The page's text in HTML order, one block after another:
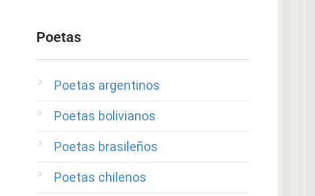
Poetas
Poetas argentinos
Poetas bolivianos
Poetas brasileños
Poetas chilenos